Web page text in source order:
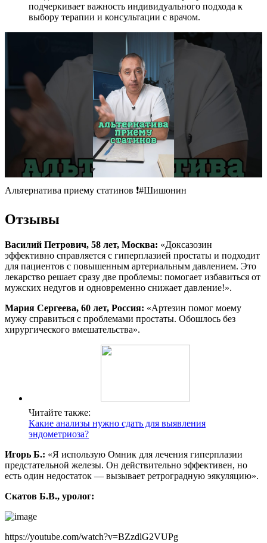
подчеркивает важность индивидуального подхода к
выбору терапии и консультации с врачом.
Альтернатива приему статинов ❗️#Шишонин
Отзывы
Василий Петрович, 58 лет, Москва: «Доксазозин
эффективно справляется с гиперплазией простаты и подходит
для пациентов с повышенным артериальным давлением. Это
лекарство решает сразу две проблемы: помогает избавиться от
мужских недугов и одновременно снижает давление!».
Мария Сергеева, 60 лет, Россия: «Артезин помог моему
мужу справиться с проблемами простаты. Обошлось без
хирургического вмешательства».
Читайте также:
Какие анализы нужно сдать для выявления
эндометриоза?
Игорь Б.: «Я использую Омник для лечения гиперплазии
предстательной железы. Он действительно эффективен, но
есть один недостаток — вызывает ретроградную эякуляцию».
Скатов Б.В., уролог:
https://youtube.com/watch?v=BZzdlG2VUPg